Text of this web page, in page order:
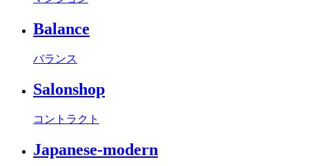
Balance
バランス
Salonshop
コントラクト
Japanese-modern